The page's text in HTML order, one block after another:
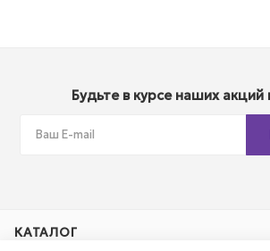
Будьте в курсе наших акций
КАТАЛОГ